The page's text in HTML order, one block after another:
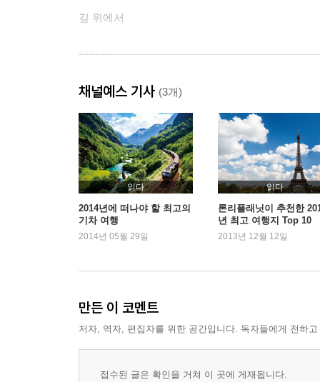
길 위에서
덴마크
여행 정보 사이트
덴마크 하이라이트 & 지도
코펜하겐 - 역사 / 볼거리 / 코펜하겐 추천 여행 일
정보 / 도착 & 출발 / 코펜하겐 내 교통편
클람펜보르 / 루이지애나 현대미술관
셸란 섬
로스킬레 / 쾨게 / 트렐레보르
보른홀름 섬
랑엘란 섬
에뢰 섬
유틀란트
오르후스 / 옐링 / 레이크 디스트릭트 / 올보르 / 프
채널예스 기사 (3개)
읽다
2014년에 떠나야 할 최고의
기차 여행
2014년 05월 29일
읽다
론리플래닛이 추천한
년 최고 여행지 Top 10
2013년 12월 12일
만든 이 코멘트
저자, 역자, 편집자를 위한 공간입니다. 독자들에게 전하
접수된 글은 확인을 거쳐 이 곳에 게재됩니다.